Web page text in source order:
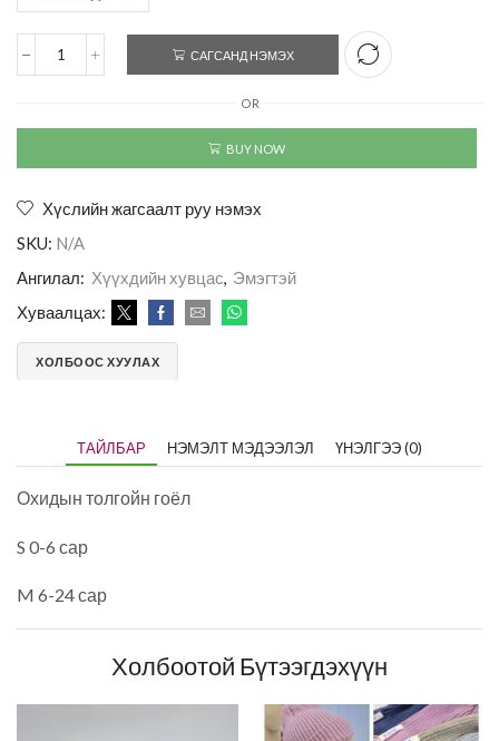
САГСАНД НЭМЭХ
OR
BUY NOW
Хүслийн жагсаалт руу нэмэх
SKU: N/A
Ангилал: Хүүхдийн хувцас, Эмэгтэй
Хуваалцах:
ХОЛБООС ХУУЛАХ
ТАЙЛБАР НЭМЭЛТ МЭДЭЭЛЭЛ ҮНЭЛГЭЭ (0)
Охидын толгойн гоёл
S 0-6 сар
M 6-24 сар
Холбоотой Бүтээгдэхүүн